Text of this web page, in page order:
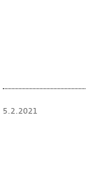
5.2.2021